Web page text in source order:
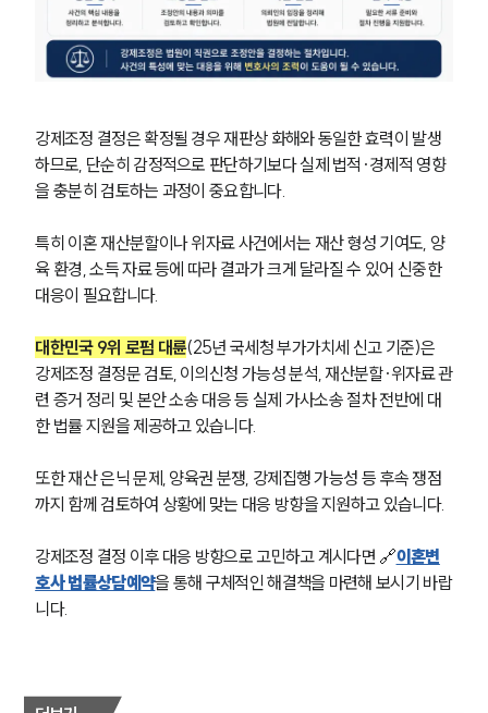
대륜의 강점
오시는 길
글로벌 파트너 로펌
AI대륜
업무사례
이혼 주요 업무사례
사례분석/최신동향
이혼소송·상담후기
업무분야
전체
이혼 양육비계산기
상간자위자료계산기
구성원 소개
강제조정 결정은 확정될 경우 재판상 화해와 동일한 효력이 발생
하므로, 단순히 감정적으로 판단하기보다 실제 법적·경제적 영향
을 충분히 검토하는 과정이 중요합니다.
특히 이혼 재산분할이나 위자료 사건에서는 재산 형성 기여도, 양
육 환경, 소득 자료 등에 따라 결과가 크게 달라질 수 있어 신중한
대응이 필요합니다.
대한민국 9위 로펌 대륜(25년 국세청 부가가치세 신고 기준)은
강제조정 결정문 검토, 이의신청 가능성 분석, 재산분할·위자료 관
련 증거 정리 및 본안 소송 대응 등 실제 가사소송 절차 전반에 대
한 법률 지원을 제공하고 있습니다.
또한 재산 은닉 문제, 양육권 분쟁, 강제집행 가능성 등 후속 쟁점
까지 함께 검토하여 상황에 맞는 대응 방향을 지원하고 있습니다.
강제조정 결정 이후 대응 방향으로 고민하고 계시다면 🔗이혼변
호사 법률상담예약을 통해 구체적인 해결책을 마련해 보시기 바랍
니다.